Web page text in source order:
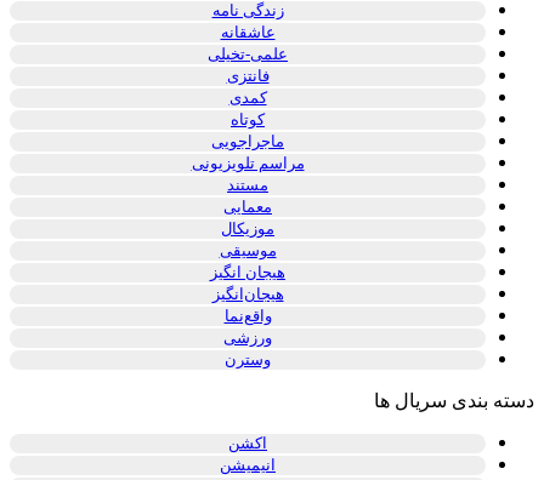
زندگی نامه
عاشقانه
علمی-تخیلی
فانتزی
کمدی
کوتاه
ماجراجویی
مراسم تلویزیونی
مستند
معمایی
موزیکال
موسیقی
هیجان انگیز
هیجان‌انگیز
واقع‌نما
ورزشی
وسترن
دسته بندی سریال ها
اکشن
انیمیشن